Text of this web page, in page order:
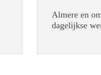
Almere en
dagelijkse